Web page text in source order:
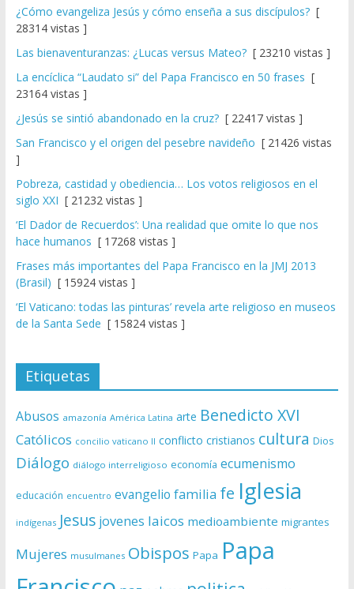
¿Cómo evangeliza Jesús y cómo enseña a sus discípulos?[
28314 vistas ]
Las bienaventuranzas: ¿Lucas versus Mateo?[ 23210 vistas ]
La encíclica “Laudato si” del Papa Francisco en 50 frases [
23164 vistas ]
¿Jesús se sintió abandonado en la cruz?[ 22417 vistas ]
San Francisco y el origen del pesebre navideño [ 21426 vistas
]
Pobreza, castidad y obediencia… Los votos religiosos en el
siglo XXI [ 21232 vistas ]
‘El Dador de Recuerdos’: Una realidad que omite lo que nos
hace humanos [ 17268 vistas ]
Frases más importantes del Papa Francisco en la JMJ 2013
(Brasil) [ 15924 vistas ]
‘El Vaticano: todas las pinturas’ revela arte religioso en museos
de la Santa Sede [ 15824 vistas ]
Etiquetas
Abusos amazonía América Latina arte Benedicto XVI
Católicos concilio vaticano II conflicto cristianos cultura Dios
Diálogo diálogo interreligioso economía ecumenismo
educación encuentro evangelio familia fe Iglesia
indígenas Jesus jovenes laicos medioambiente migrantes
Mujeres musulmanes Obispos Papa Papa